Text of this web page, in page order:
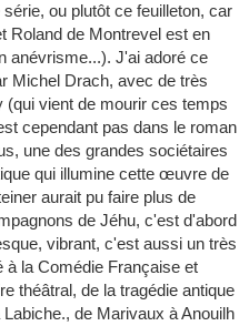
ou plutôt ce feuilleton, car
Roland de Montrevel est en
anévrisme...). J'ai adoré ce
Michel Drach, avec de très
(qui vient de mourir ces temps
cependant pas dans le roman
une des grandes sociétaires
qui illumine cette œuvre de
aurait pu faire plus de
de Jéhu, c'est d'abord
vibrant, c'est aussi un très
à la Comédie Française et
théâtral, de la tragédie antique
de Marivaux à Anouilh